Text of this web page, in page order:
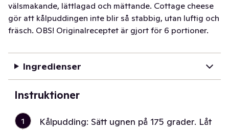
välsmakande, lättlagad och mättande. Cottage cheese
gör att kålpuddingen inte blir så stabbig, utan luftig och
fräsch. OBS! Originalreceptet är gjort för 6 portioner.
Ingredienser
Instruktioner
1
Kålpudding: Sätt ugnen på 175 grader. Låt